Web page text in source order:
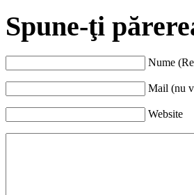
Spune-ţi
Nume
Mail (nu
Website